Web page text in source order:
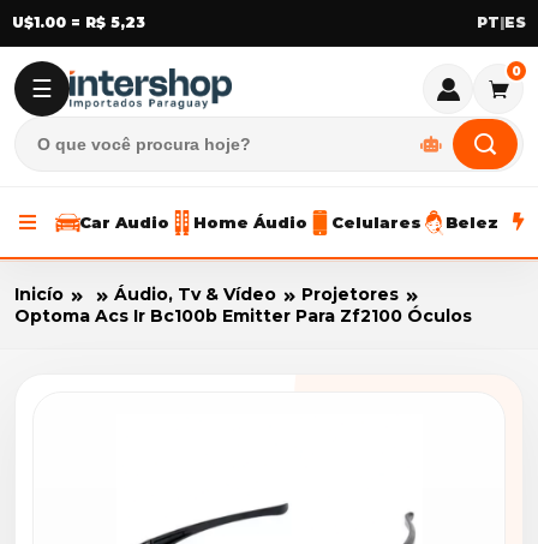
U$1.00 = R$ 5,23 |
☰
0
Car Audio Home Áudio Celulares Beleza
Inicío Áudio, Tv & Vídeo
Projetores
Optoma Acs Ir Bc100b Emitter Para Zf2100 Óculos